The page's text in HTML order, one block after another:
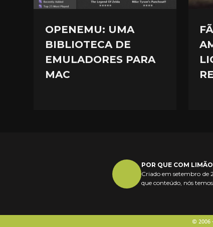
OPENEMU: UMA
BIBLIOTECA DE
EMULADORES PARA
MAC
POR QUE COM
Criado em setembro de
que conteúdo, nós
© 2006 -